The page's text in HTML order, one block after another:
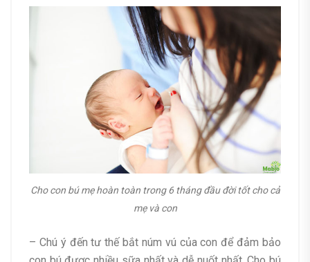
Cho con bú mẹ hoàn toàn trong 6 tháng đầu đời tốt cho cả
mẹ và con
– Chú ý đến tư thế bắt núm vú của con để đảm bảo